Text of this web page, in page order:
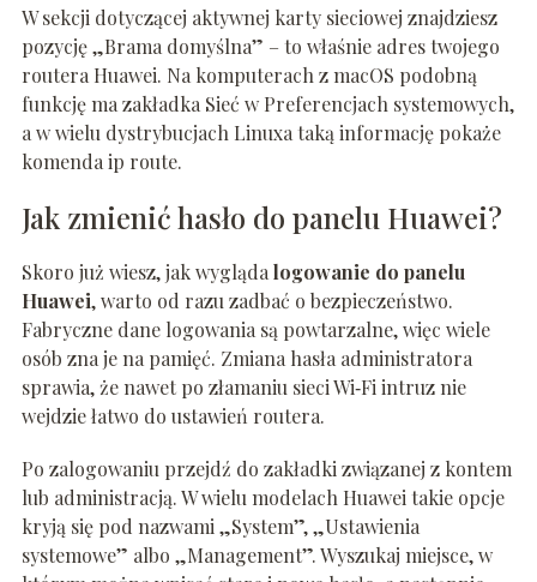
W sekcji dotyczącej aktywnej karty sieciowej znajdziesz
pozycję „Brama domyślna” – to właśnie adres twojego
routera Huawei. Na komputerach z macOS podobną
funkcję ma zakładka Sieć w Preferencjach systemowych,
a w wielu dystrybucjach Linuxa taką informację pokaże
komenda ip route.
Jak zmienić hasło do panelu Huawei?
Skoro już wiesz, jak wygląda logowanie do panelu
Huawei, warto od razu zadbać o bezpieczeństwo.
Fabryczne dane logowania są powtarzalne, więc wiele
osób zna je na pamięć. Zmiana hasła administratora
sprawia, że nawet po złamaniu sieci Wi‑Fi intruz nie
wejdzie łatwo do ustawień routera.
Po zalogowaniu przejdź do zakładki związanej z kontem
lub administracją. W wielu modelach Huawei takie opcje
kryją się pod nazwami „System”, „Ustawienia
systemowe” albo „Management”. Wyszukaj miejsce, w